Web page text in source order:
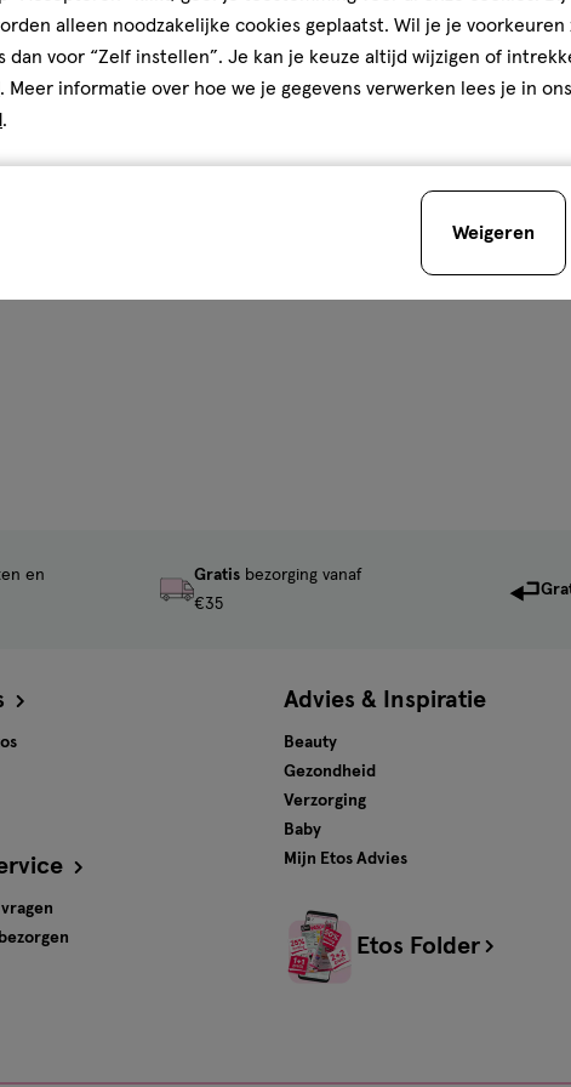
en
Gratisbezorging vanaf
€35
Advies & Inspiratie
Beauty
Gezondheid
Verzorging
Baby
Mijn Etos Advies
Etos Folder
alleen noodzakelijke cookies geplaatst. Wil je je voorkeuren
dan voor “Zelf instellen”. Je kan je keuze altijd wijzigen of
. Meer informatie over hoe we je gegevens verwerken lees je in ons
.
Weigeren